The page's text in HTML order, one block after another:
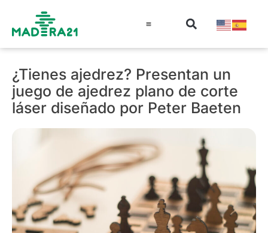
¿Tienes ajedrez? Presentan un
juego de ajedrez plano de corte
láser diseñado por Peter Baeten